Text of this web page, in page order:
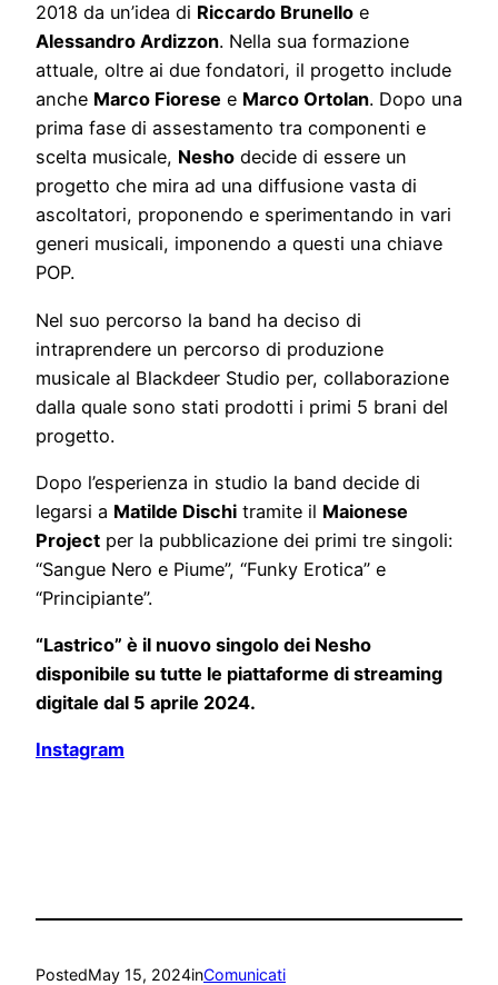
2018 da un’idea di Riccardo Brunello e
Alessandro Ardizzon. Nella sua formazione
attuale, oltre ai due fondatori, il progetto include
anche Marco Fiorese e Marco Ortolan. Dopo una
prima fase di assestamento tra componenti e
scelta musicale, Nesho decide di essere un
progetto che mira ad una diffusione vasta di
ascoltatori, proponendo e sperimentando in vari
generi musicali, imponendo a questi una chiave
POP.
Nel suo percorso la band ha deciso di
intraprendere un percorso di produzione
musicale al Blackdeer Studio per, collaborazione
dalla quale sono stati prodotti i primi 5 brani del
progetto.
Dopo l’esperienza in studio la band decide di
legarsi a Matilde Dischi tramite il Maionese
Project per la pubblicazione dei primi tre singoli:
“Sangue Nero e Piume”, “Funky Erotica” e
“Principiante”.
“Lastrico” è il nuovo singolo dei Nesho
disponibile su tutte le piattaforme di streaming
digitale dal 5 aprile 2024.
Instagram
PostedMay 15, 2024inComunicati